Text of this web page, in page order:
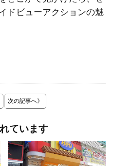
ドビューアクションの魅
次の記事へ》
ています